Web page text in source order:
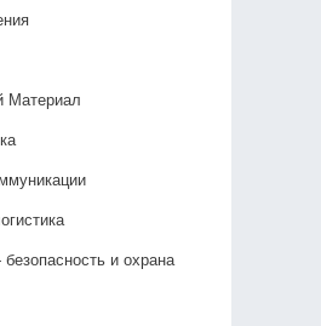
Материал
и охрана